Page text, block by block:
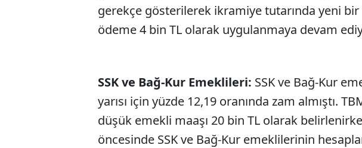
gerekçe gösterilerek ikramiye tutarında yeni bir
ödeme 4 bin TL olarak uygulanmaya devam
SSK ve Bağ-Kur Emeklileri: SSK ve Bağ-Kur
yarısı için yüzde 12,19 oranında zam almıştı.
düşük emekli maaşı 20 bin TL olarak
öncesinde SSK ve Bağ-Kur emeklilerinin